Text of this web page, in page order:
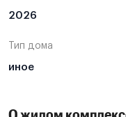
2026
Тип дома
иное